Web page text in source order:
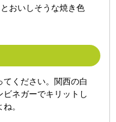
おいしそうな焼き色
ください。関西の白
ネガーでキリットし
。